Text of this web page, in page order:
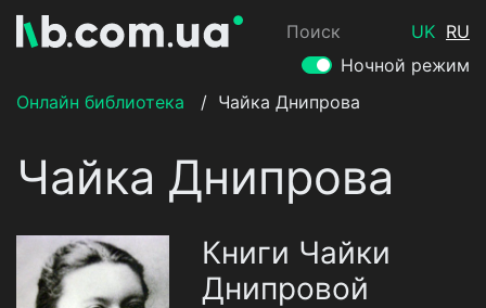
Поиск UK RU
Ночной режим
Онлайн библиотека
/ Чайка Днипрова
Чайка Днипрова
Книги Чайки
Днипровой